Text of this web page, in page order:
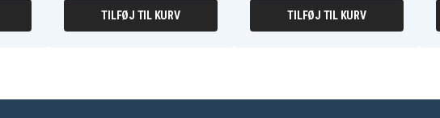
TILFØJ TIL KURV TILFØJ TIL KURV